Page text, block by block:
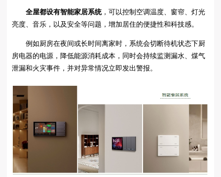
全屋都设有智能家居系统，可以控制空调温度、窗帘、灯光
亮度、音乐，以及安全等问题，增加居住的便捷性和科技感。
例如厨房在夜间或长时间离家时，系统会切断待机状态下厨
房电器的电源，降低能源消耗成本，同时会持续监测漏水、煤气
泄漏和火灾事件，并对异常情况立即发出警报。